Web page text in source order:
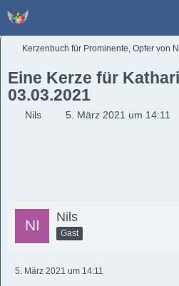
Kerzenbuch für Prominente, Opfer von
Eine Kerze für
03.03.2021
Nils 5. März 2021 um 14:11
Nils
Gast
5. März 2021 um 14:11